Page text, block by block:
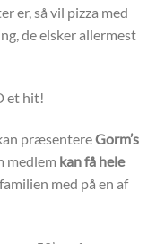
er, så vil pizza med
de elsker allermest
et hit!
præsentereGorm’s
medlem kan få hele
med på en af